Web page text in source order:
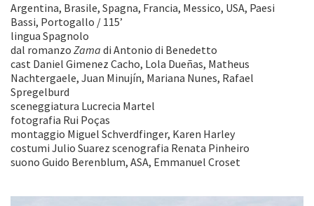
Argentina, Brasile, Spagna, Francia, Messico, USA, Paesi
Bassi, Portogallo / 115’
lingua Spagnolo
dal romanzo Zama di Antonio di Benedetto
cast Daniel Gimenez Cacho, Lola Dueñas, Matheus
Nachtergaele, Juan Minujín, Mariana Nunes, Rafael
Spregelburd
sceneggiatura Lucrecia Martel
fotografia Rui Poças
montaggio Miguel Schverdfinger, Karen Harley
costumi Julio Suarez scenografia Renata Pinheiro
suono Guido Berenblum, ASA, Emmanuel Croset